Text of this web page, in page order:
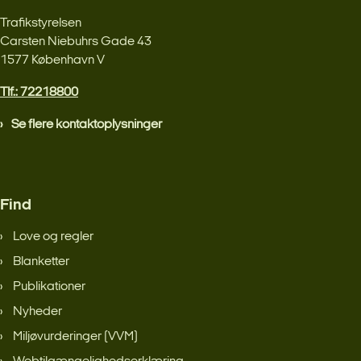
Trafikstyrelsen
Carsten Niebuhrs Gade 43
1577 København V
Tlf.: 72218800
Se flere kontaktoplysninger
Find
Love og regler
Blanketter
Publikationer
Nyheder
Miljøvurderinger (VVM)